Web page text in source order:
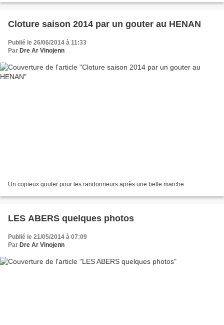
Cloture saison 2014 par un gouter au HENAN
Publié le 26/06/2014 à 11:33
Par Dre Ar Vinojenn
Un copieux gouter pour les randonneurs après une belle marche
LES ABERS quelques photos
Publié le 21/05/2014 à 07:09
Par Dre Ar Vinojenn